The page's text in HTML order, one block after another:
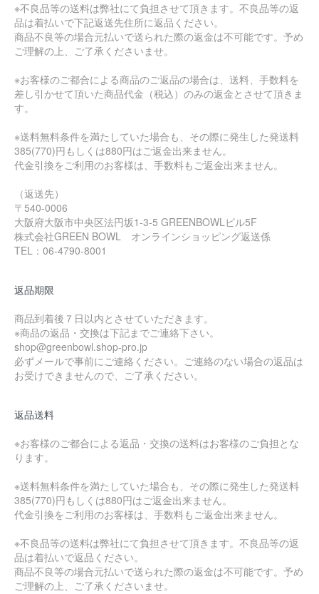
※不良品等の送料は弊社にて負担させて頂きます。不良品等の返
品は着払いで下記返送先住所に返品ください。
商品不良等の場合元払いで送られた際の返金は不可能です。予め
ご理解の上、ご了承くださいませ。
※お客様のご都合による商品のご返品の場合は、送料、手数料を
差し引かせて頂いた商品代金（税込）のみの返金とさせて頂きま
す。
※送料無料条件を満たしていた場合も、その際に発生した発送料
385(770)円もしくは880円はご返金出来ません。
代金引換をご利用のお客様は、手数料もご返金出来ません。
（返送先）
〒540-0006
大阪府大阪市中央区法円坂1-3-5 GREENBOWLビル5F
株式会社GREEN BOWL オンラインショッピング返送係
TEL：06-4790-8001
返品期限
商品到着後７日以内とさせていただきます。
※商品の返品・交換は下記までご連絡下さい。
shop@greenbowl.shop-pro.jp
必ずメールで事前にご連絡ください。ご連絡のない場合の返品は
お受けできませんので、ご了承ください。
返品送料
※お客様のご都合による返品・交換の送料はお客様のご負担とな
ります。
※送料無料条件を満たしていた場合も、その際に発生した発送料
385(770)円もしくは880円はご返金出来ません。
代金引換をご利用のお客様は、手数料もご返金出来ません。
※不良品等の送料は弊社にて負担させて頂きます。不良品等の返
品は着払いで返品ください。
商品不良等の場合元払いで送られた際の返金は不可能です。予め
ご理解の上、ご了承くださいませ。